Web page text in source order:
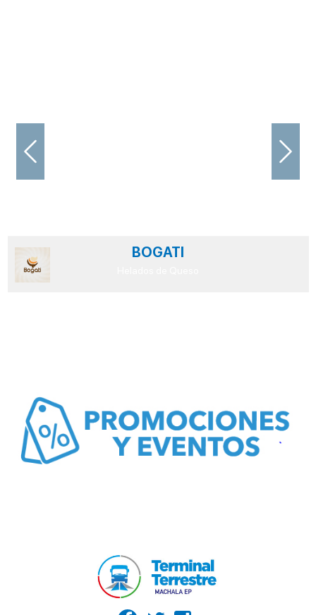
BOGATI
Previous Next